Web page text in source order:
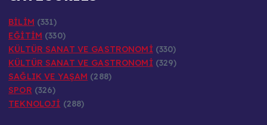
EĞİTİM(330)
KÜLTÜR SANAT VE GASTRONOMİ
KÜLTÜR SANAT VE GASTRONOMİ(329)
SAĞLIK VE YAŞAM(288)
SPOR(326)
TEKNOLOJİ